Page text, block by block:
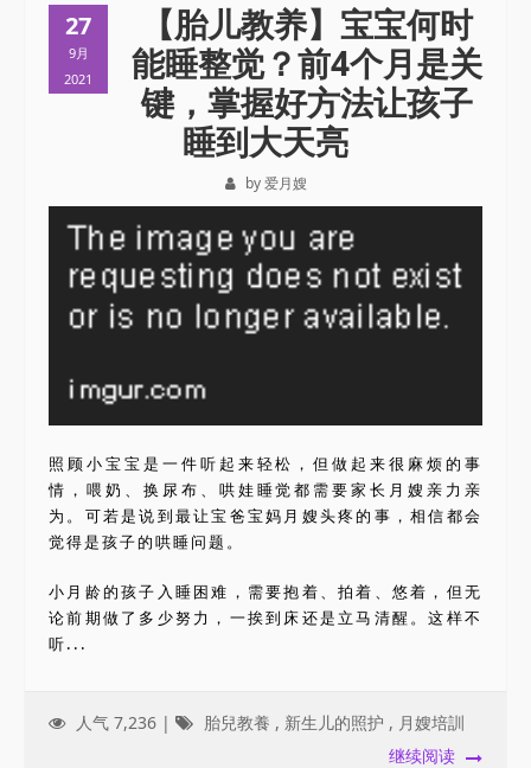
27
9月
2021
【胎儿教养】宝宝何时
能睡整觉？前4个月是关
键，掌握好方法让孩子
睡到大天亮
by 爱月嫂
照顾小宝宝是一件听起来轻松，但做起来很麻烦的事
情，喂奶、换尿布、哄娃睡觉都需要家长月嫂亲力亲
为。可若是说到最让宝爸宝妈月嫂头疼的事，相信都会
觉得是孩子的哄睡问题。
小月龄的孩子入睡困难，需要抱着、拍着、悠着，但无
论前期做了多少努力，一挨到床还是立马清醒。这样不
听...
人气 7,236 | 胎兒教養 , 新生儿的照护 , 月嫂培訓
继续阅读